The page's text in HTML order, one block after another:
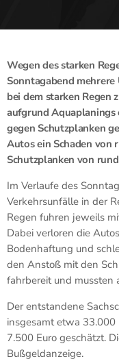
Wegen des starken
Sonntagabend
bei dem starken Regen
aufgrund
gegen Schutzplanken
Autos ein Schaden von
Schutzplanken von
Im Verlaufe des
Verkehrsunfälle in der
Regen fuhren jeweils
Dabei verloren die
Bodenhaftung und
den Anstoß mit den
fahrbereit und mussten
Der entstandene
insgesamt etwa 33.000
7.500 Euro geschätzt.
Bußgeldanzeige.